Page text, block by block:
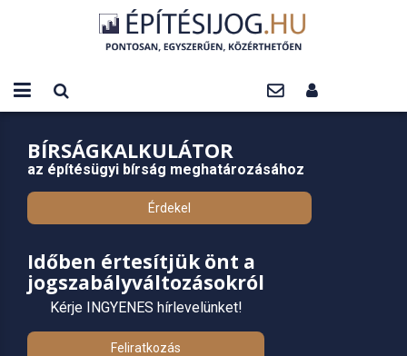
BÍRSÁGKALKULÁTOR
az építésügyi bírság meghatározásához
Érdekel
Időben értesítjük önt a
jogszabályváltozásokról
Kérje INGYENES hírlevelünket!
Feliratkozás